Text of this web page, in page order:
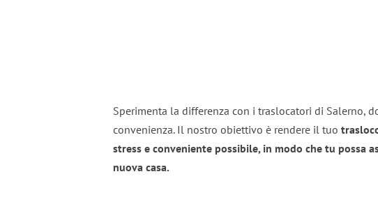
Sperimenta la differenza con i traslocatori di Salerno,
convenienza. Il nostro obiettivo è rendere il tuo
stress e conveniente possibile, in modo che tu possa
nuova casa.